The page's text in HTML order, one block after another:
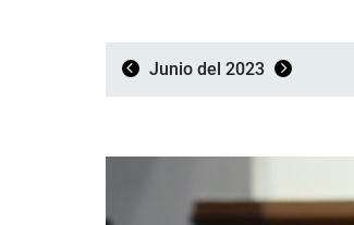
Junio del 2023